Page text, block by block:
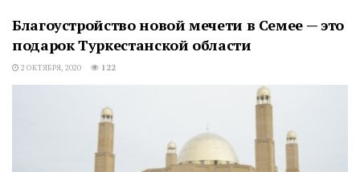
Благоустройство новой мечети в Семее — это
подарок Туркестанской области
2 ОКТЯБРЯ, 2020 122